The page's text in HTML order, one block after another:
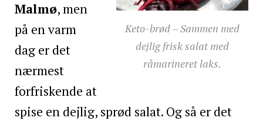
Keto-brød – Sammen med
dejlig frisk salat med
råmarineret laks.
Malmø, men
på en varm
dag er det
nærmest
forfriskende at
spise en dejlig, sprød salat. Og så er det